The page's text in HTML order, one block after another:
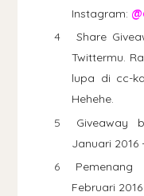
Instagram:
Share
Twittermu.
lupa di cc-
Hehehe.
Giveaway
Januari 2016
Februari 2016